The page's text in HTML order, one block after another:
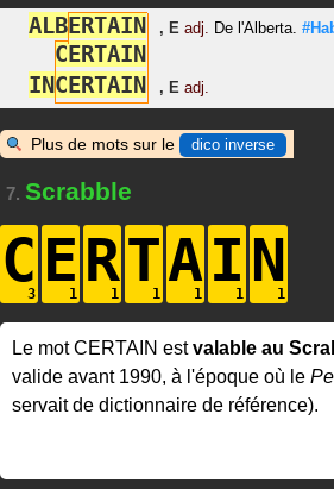
ALBERTAIN , E adj. De l'Alberta.
CERTAIN
INCERTAIN , E adj.
Plus de mots sur le dico inverse
7. Scrabble
C ERTAIN
Le mot CERTAIN estvalable au
valide avant 1990, à l'époque où le
servait de dictionnaire de référence).